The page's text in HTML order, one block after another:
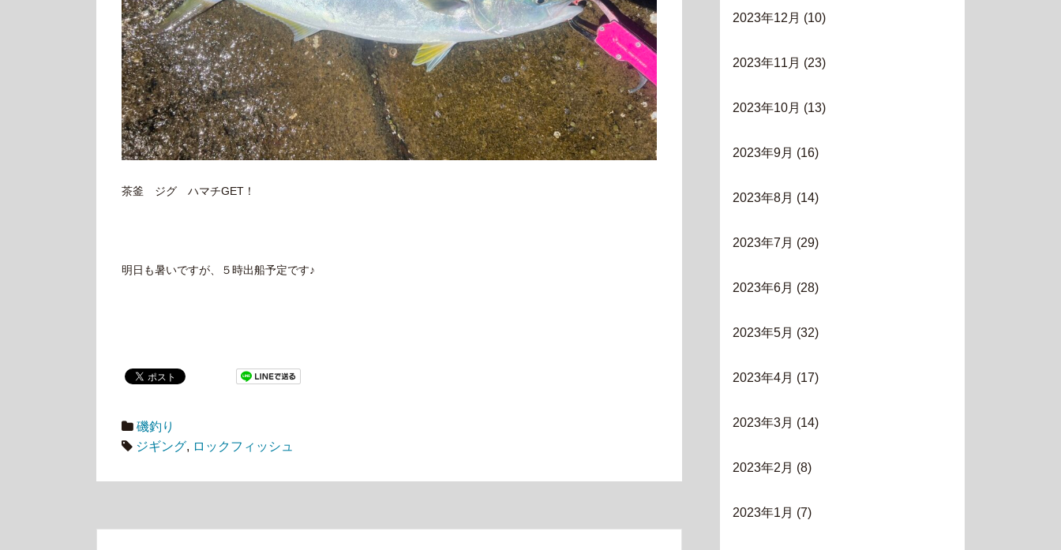
茶釜 ジグ ハマチGET！
明日も暑いですが、５時出船予定です♪
磯釣り
ジギング, ロックフィッシュ
2023年12月 (10)
2023年11月 (23)
2023年10月 (13)
2023年9月 (16)
2023年8月 (14)
2023年7月 (29)
2023年6月 (28)
2023年5月 (32)
2023年4月 (17)
2023年3月 (14)
2023年2月 (8)
2023年1月 (7)